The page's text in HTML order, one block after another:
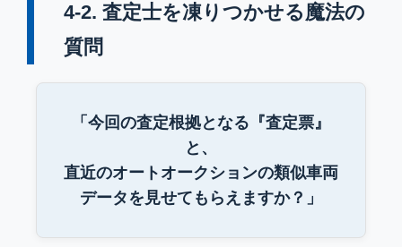
4-2. 査定士を凍りつかせる魔法の
質問
「今回の査定根拠となる『査定票』
と、
直近のオートオークションの類似車両
データを見せてもらえますか？」